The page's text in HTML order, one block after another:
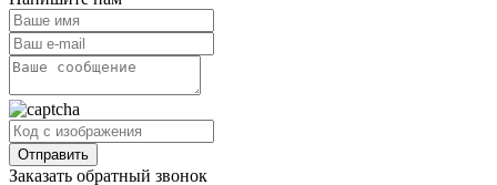
Заказать обратный звонок